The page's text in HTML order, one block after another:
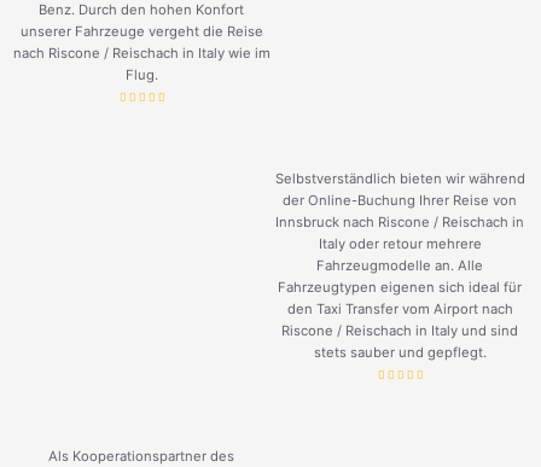
Benz. Durch den hohen Konfort
unserer Fahrzeuge vergeht die Reise
nach Riscone / Reischach in Italy wie im
Flug.
Selbstverständlich bieten wir während
der Online-Buchung Ihrer Reise von
Innsbruck nach Riscone / Reischach in
Italy oder retour mehrere
Fahrzeugmodelle an. Alle
Fahrzeugtypen eigenen sich ideal für
den Taxi Transfer vom Airport nach
Riscone / Reischach in Italy und sind
stets sauber und gepflegt.
Als Kooperationspartner des